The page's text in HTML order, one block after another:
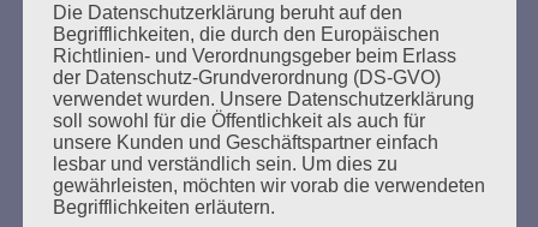
Donnerstag, 21. Mai 2026, 11 – 18 Uhr
Die Datenschutzerklärung beruht auf den
Begrifflichkeiten, die durch den Europäischen
Richtlinien- und Verordnungsgeber beim Erlass
der Datenschutz-Grundverordnung (DS-GVO)
verwendet wurden. Unsere Datenschutzerklärung
soll sowohl für die Öffentlichkeit als auch für
unsere Kunden und Geschäftspartner einfach
lesbar und verständlich sein. Um dies zu
gewährleisten, möchten wir vorab die verwendeten
Begrifflichkeiten erläutern.